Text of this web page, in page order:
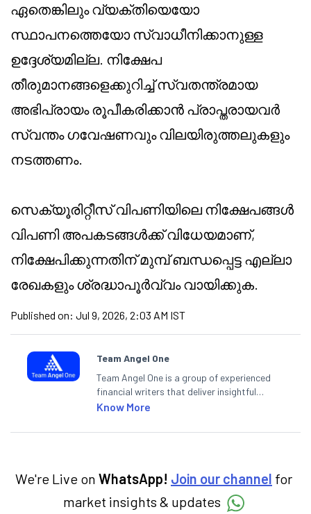
ഏതെങ്കിലും വ്യക്തിയെയോ
സ്ഥാപനത്തെയോ സ്വാധീനിക്കാനുള്ള
ഉദ്ദേശ്യമില്ല. നിക്ഷേപ
തീരുമാനങ്ങളെക്കുറിച്ച് സ്വതന്ത്രമായ
അഭിപ്രായം രൂപീകരിക്കാൻ പ്രാപ്തരായവർ
സ്വന്തം ഗവേഷണവും വിലയിരുത്തലുകളും
നടത്തണം.
സെക്യൂരിറ്റീസ് വിപണിയിലെ നിക്ഷേപങ്ങൾ
വിപണി അപകടങ്ങൾക്ക് വിധേയമാണ്,
നിക്ഷേപിക്കുന്നതിന് മുമ്പ് ബന്ധപ്പെട്ട എല്ലാ
രേഖകളും ശ്രദ്ധാപൂർവ്വം വായിക്കുക.
Published on: Jul 9, 2026, 2:03 AM IST
Team Angel One
Team Angel One is a group of experienced
financial writers that deliver insightful
articles on the stock market, IPO, economy,
categories.
Know More
We're Live on WhatsApp! Join our channel for
market insights & updates